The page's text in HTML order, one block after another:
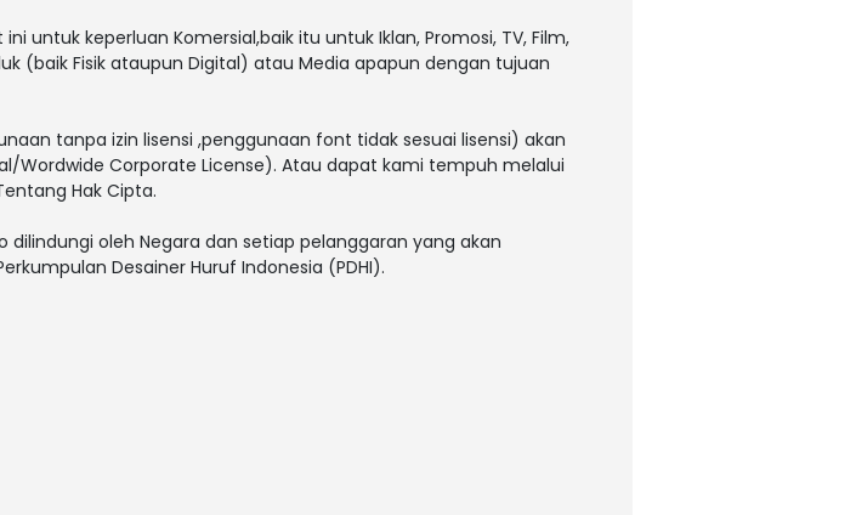
untuk keperluan Komersial,baik itu untuk Iklan, Promosi, TV, Film,
(baik Fisik ataupun Digital) atau Media apapun dengan tujuan
tanpa izin lisensi ,penggunaan font tidak sesuai lisensi) akan
Wordwide Corporate License). Atau dapat kami tempuh melalui
Hak Cipta.
oleh Negara dan setiap pelanggaran yang akan
Desainer Huruf Indonesia (PDHI).